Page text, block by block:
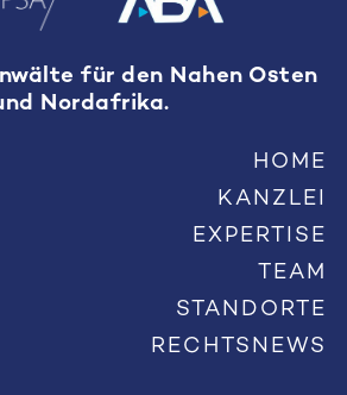
für den Nahen Osten
Nordafrika.
HOME
KANZLEI
EXPERTISE
TEAM
STANDORTE
RECHTSNEWS